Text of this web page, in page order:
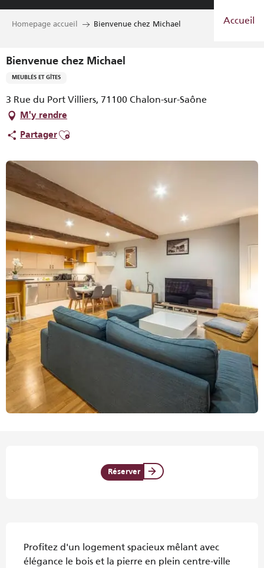
Aller
Accueil
Homepage accueil Bienvenue chez Michael
Bienvenue chez Michael
MEUBLÉS ET GÎTES
3 Rue du Port Villiers, 71100 Chalon-sur-Saône
M'y rendre
PartagerAjouter aux favoris
Réserver
Profitez d'un logement spacieux mêlant avec
élégance le bois et la pierre en plein centre-ville